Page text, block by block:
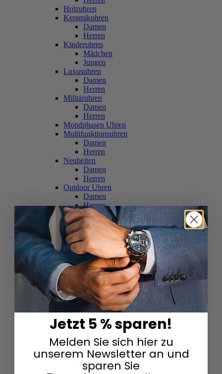
Holzuhren
Keramikuhren
Damen
Herren
Kinderuhren
Mädchen
Jungen
Luxusuhren
Damen
Herren
Militäruhren
Damen
Herren
Mondphasen Uhren
Multifunktionsuhren
Damen
Herren
Neuheiten
Damen
Herren
Outdoor Uhren
Damen
Herren
Schweizer Uhren
Damen
Herren
Skelettuhren
Damen
Herren
Smartwatches
Damen
Herren
Solaruhren
Herren
Damen
Sportuhren
Damen
Herren
Swarovski & Edelsteine
Damen
Herren
Jetzt 5 % sparen!
Melden Sie sich hier zu
unserem Newsletter an und
sparen Sie